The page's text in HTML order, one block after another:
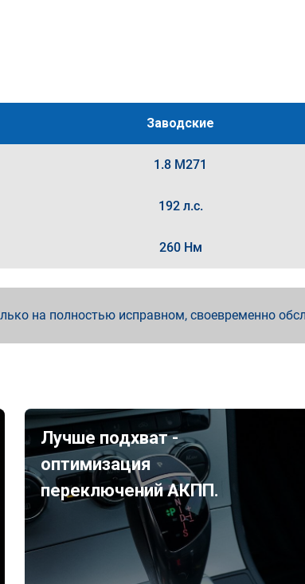
Заводские
1.8 M271
192 л.с.
260 Нм
на полностью исправном, своевременно
Лучше подхват -
оптимизация
переключений АКПП.